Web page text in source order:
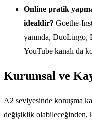
Online pratik
idealdir? Goethe-
yanında, DuoLingo,
YouTube kanalı da
Kurumsal ve
A2 seviyesinde konuşma
değişiklik olabileceğinden,